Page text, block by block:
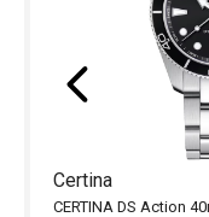
C0484174404100
CERTINA DS Action Chronograph Titanium 42mm